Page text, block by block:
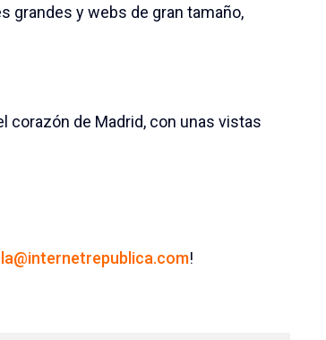
grandes y webs de gran tamaño,
corazón de Madrid, con unas vistas
!